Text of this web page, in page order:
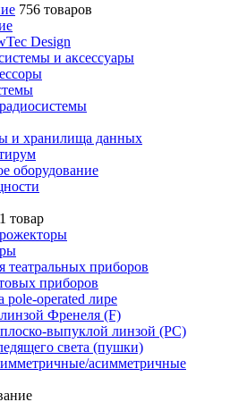
756 товаров
Design
и аксессуары
и хранилища данных
оборудование
товар
театральных приборов
приборов
operated лире
Френеля (F)
выпуклой линзой (PC)
света (пушки)
асимметричные